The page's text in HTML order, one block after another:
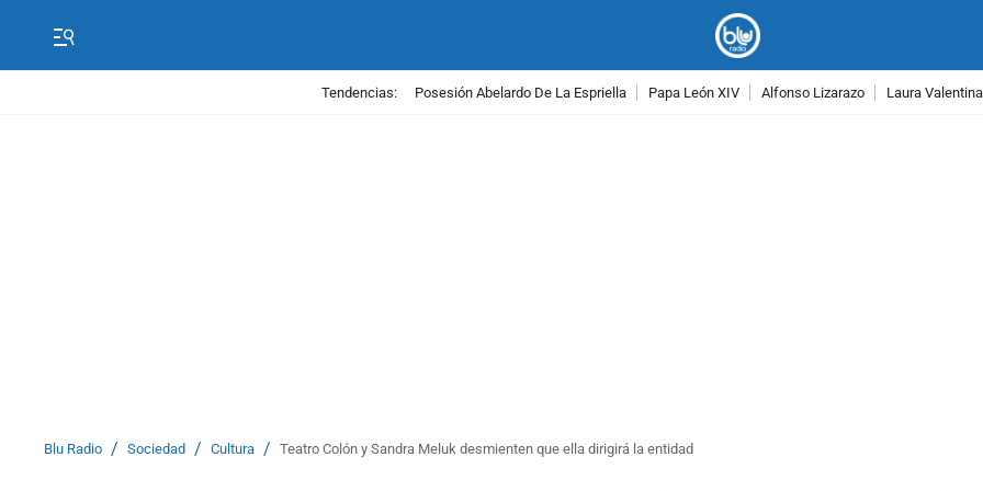
Tendencias: Posesión Abelardo De La Espriella Papa León XIV Alfonso Lizarazo Laura
Blu Radio / Sociedad / Cultura / Teatro Colón y Sandra Meluk desmienten que ella dirigirá la entidad